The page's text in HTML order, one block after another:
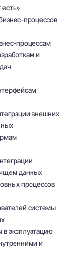
процессов
процессам
и
внешних
данных
процессов
системы
в эксплуатацию
и